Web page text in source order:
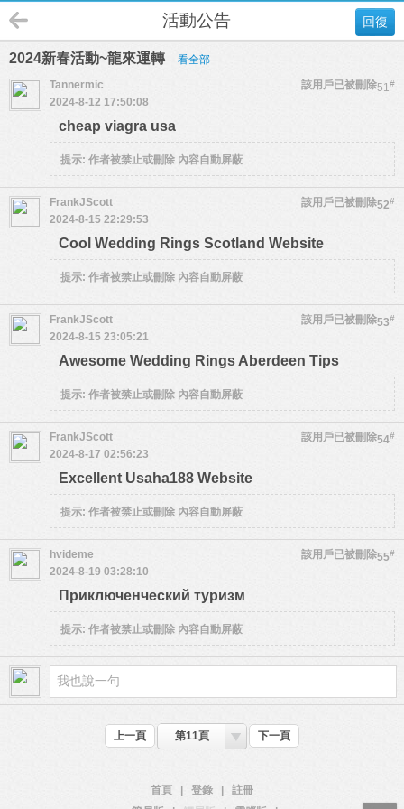
回復
活動公告
2024新春活動~龍來運轉 看全部
51#
Tannermic
該用戶已被刪除
2024-8-12 17:50:08
cheap viagra usa
提示: 作者被禁止或刪除 內容自動屏蔽
52#
FrankJScott
該用戶已被刪除
2024-8-15 22:29:53
Cool Wedding Rings Scotland Website
提示: 作者被禁止或刪除 內容自動屏蔽
53#
FrankJScott
該用戶已被刪除
2024-8-15 23:05:21
Awesome Wedding Rings Aberdeen Tips
提示: 作者被禁止或刪除 內容自動屏蔽
54#
FrankJScott
該用戶已被刪除
2024-8-17 02:56:23
Excellent Usaha188 Website
提示: 作者被禁止或刪除 內容自動屏蔽
55#
hvideme
該用戶已被刪除
2024-8-19 03:28:10
Приключенческий туризм
提示: 作者被禁止或刪除 內容自動屏蔽
上一頁 第11頁 下一頁
首頁 登錄
註冊